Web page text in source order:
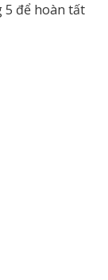
để hoàn tất